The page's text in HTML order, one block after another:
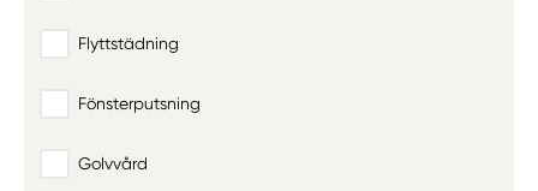
Flyttstädning
Fönsterputsning
Golvvård